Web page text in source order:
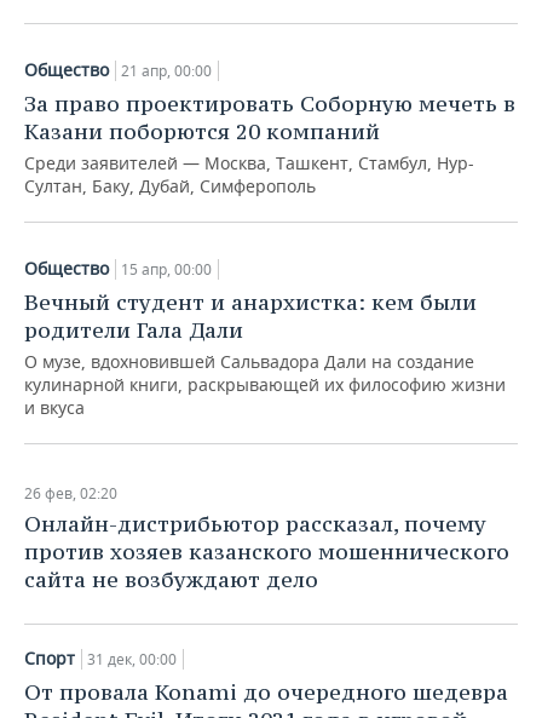
ХОККЕЙ С МЯЧОМ
ПРОИСШЕСТВИЯ
Общество 21 апр, 00:00
За право проектировать Соборную мечеть в
Казани поборются 20 компаний
Среди заявителей — Москва, Ташкент, Стамбул, Нур-
Султан, Баку, Дубай, Симферополь
Общество 15 апр, 00:00
Вечный студент и анархистка: кем были
родители Гала Дали
О музе, вдохновившей Сальвадора Дали на создание
кулинарной книги, раскрывающей их философию жизни
и вкуса
26 фев, 02:20
Онлайн-дистрибьютор рассказал, почему
против хозяев казанского мошеннического
сайта не возбуждают дело
Спорт 31 дек, 00:00
От провала Konami до очередного шедевра